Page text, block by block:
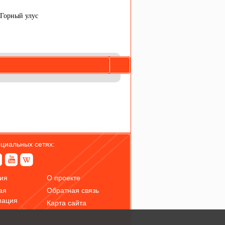
улус
сетях:
О проекте
Обратная связь
Карта сайта